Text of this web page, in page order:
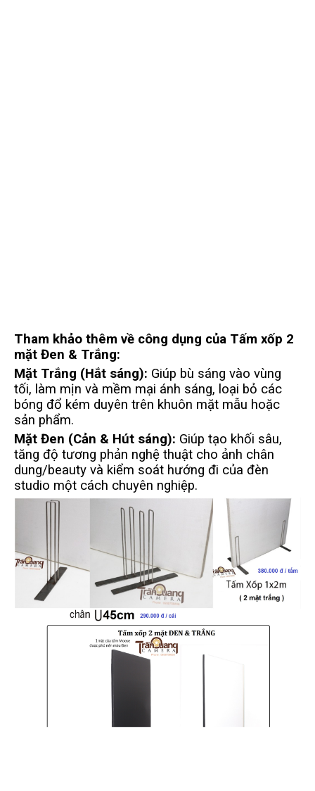
Tham khảo thêm về công dụng của Tấm xốp 2
mặt Đen & Trắng:
Mặt Trắng (Hắt sáng): Giúp bù sáng vào vùng
tối, làm mịn và mềm mại ánh sáng, loại bỏ các
bóng đổ kém duyên trên khuôn mặt mẫu hoặc
sản phẩm.
Mặt Đen (Cản & Hút sáng): Giúp tạo khối sâu,
tăng độ tương phản nghệ thuật cho ảnh chân
dung/beauty và kiểm soát hướng đi của đèn
studio một cách chuyên nghiệp.